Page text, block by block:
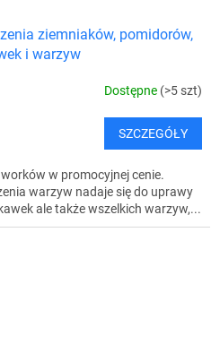
ziemniaków, pomidorów,
i warzyw
Dostępne (>5 szt)
SZCZEGÓŁY
w promocyjnej cenie.
warzyw nadaje się do uprawy
ale także wszelkich warzyw,...